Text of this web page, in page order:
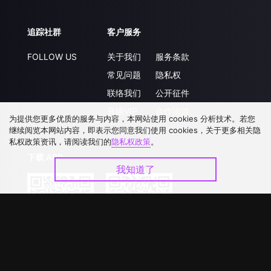
追踪社群
FOLLOW US
客户服务
关于我们
常见问题
联络我们
服务条款
隐私权
公开征件
下载 APP
为提供您更多优质的服务与内容，本网站使用 cookies 分析技术。若您
继续阅览本网站内容，即表示您同意我们使用 cookies，关于更多相关隐
私权政策资讯，请阅读我们的隐私权政策。
我知道了